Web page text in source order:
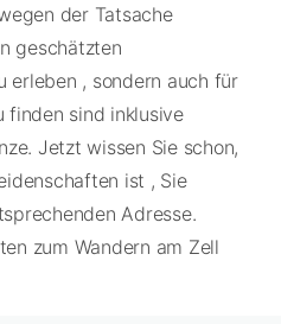
der Tatsache
geschätzten
erleben , sondern auch für
finden sind inklusive
Jetzt wissen Sie schon,
ist , Sie
Adresse.
zum Wandern am Zell